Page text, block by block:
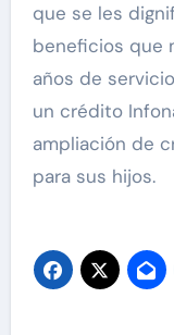
que se les
beneficios que
años de
un crédito
ampliación de
para sus hijos.